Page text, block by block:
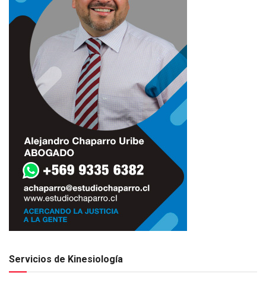
Servicios de Kinesiología